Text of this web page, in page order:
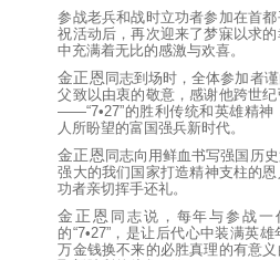
参战老兵和战时立功者参加在首
祝活动后，再次迎来了梦寐以求
中充满着无比的感激与欢喜。
金正恩 同志到场时，全体参加者
父致以由衷的敬意，感谢他跨世
——“7•27”的胜利传统和英雄精神
人所盼望的富国强兵新时代。
金正恩 同志向用鲜血书写强国历
强大的我们国家打造精神支柱的
功者亲切挥手还礼。
金正恩 同志说，每年与参战一
的“7•27”，是让后代心中装满英
万金钱换不来的必胜真理的有意